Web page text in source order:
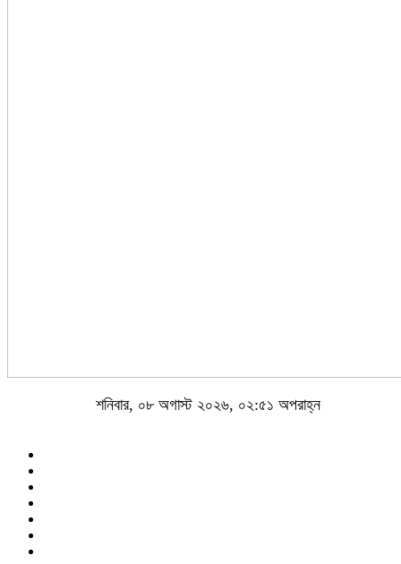
শনিবার, ০৮ অগাস্ট ২০২৬, ০২:৫১ অপরাহ্ন